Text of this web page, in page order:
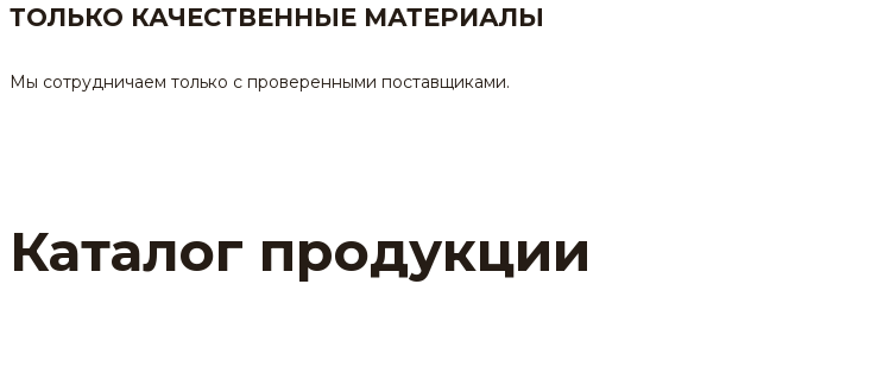
ТОЛЬКО КАЧЕСТВЕННЫЕ МАТЕРИАЛЫ
Мы сотрудничаем только с проверенными поставщиками.
Каталог продукции